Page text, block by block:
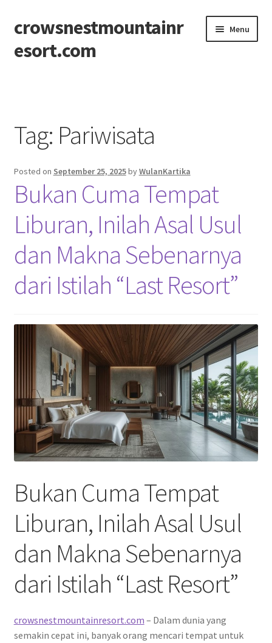
Skip
to
navigation
Skip
to
content
crowsnestmountainr
esort.com
Menu
Contact
Disclaimer
Privacy Policy
Tag: Pariwisata
Posted on September 25, 2025byWulanKartika
Bukan Cuma Tempat
Liburan, Inilah Asal Usul
dan Makna Sebenarnya
dari Istilah “Last Resort”
Bukan Cuma Tempat
Liburan, Inilah Asal Usul
dan Makna Sebenarnya
dari Istilah “Last Resort”
crowsnestmountainresort.com – Dalam dunia yang
semakin cepat ini, banyak orang mencari tempat untuk